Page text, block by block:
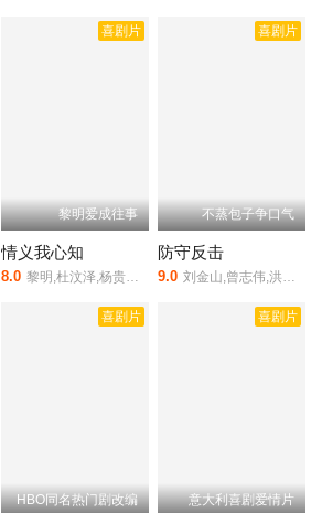
喜剧片
黎明爱成往事
情义我心知
8.0 黎明,杜汶泽,杨贵媚,叶璇
喜剧片
不蒸包子争口气
防守反击
9.0 刘金山,曾志伟,洪剑涛,李诚儒,李湘
喜剧片
HBO同名热门剧改编
喜剧片
意大利喜剧爱情片